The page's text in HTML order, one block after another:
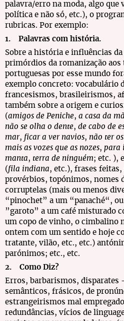
palavra/erro na moda, algo que
política e não só, etc.), o
rubricas. Por exemplo:
1. Palavras com história.
Sobre a história e influências
primórdios da romanização aos
portuguesas por esse mundo
exemplo concreto: vocabulário
francesismos, brasileirismos,
também sobre a origem e
(amigos de Peniche, a casa da
não se olha o dente, de cabo de
mar, ficar a ver navios, não ter
mais as vozes que as nozes, para
manta, terra de ninguém; etc. ),
( fila indiana, etc.), frases
provérbios, topónimos, nomes
corruptelas (mais ou menos
“pinochet” a um “panaché“,
”garoto” a um café misturado
um copo de vinho, o cimbalino
ontem com um sentido e hoje
tratante, vilão, etc., etc.)
parónimos; etc., etc.
2. Como Diz?
Erros, barbarismos, disparates
semânticos, frásicos, de
estrangeirismos mal
redundâncias, vícios de